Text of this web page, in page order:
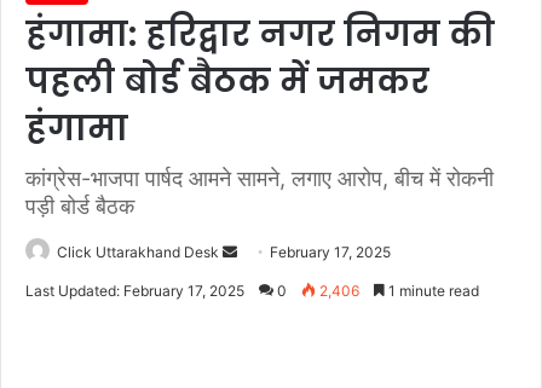
हंगामा: हरिद्वार नगर निगम की
पहली बोर्ड बैठक में जमकर
हंगामा
कांग्रेस-भाजपा पार्षद आमने सामने, लगाए आरोप, बीच में रोकनी
पड़ी बोर्ड बैठक
Click Uttarakhand Desk
e
February 17, 2025
Last Updated: February 17, 2025 0 2,406 1 minute read